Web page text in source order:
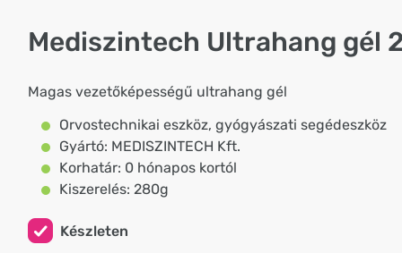
Mediszintech Ultrahang gél
Magas vezetőképességű ultrahang gél
Orvostechnikai eszköz, gyógyászati segédeszköz
Gyártó: MEDISZINTECH Kft.
Korhatár: 0 hónapos kortól
Kiszerelés: 280g
Készleten